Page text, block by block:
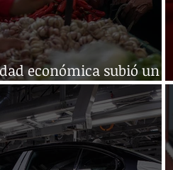
económica subió un
en abril